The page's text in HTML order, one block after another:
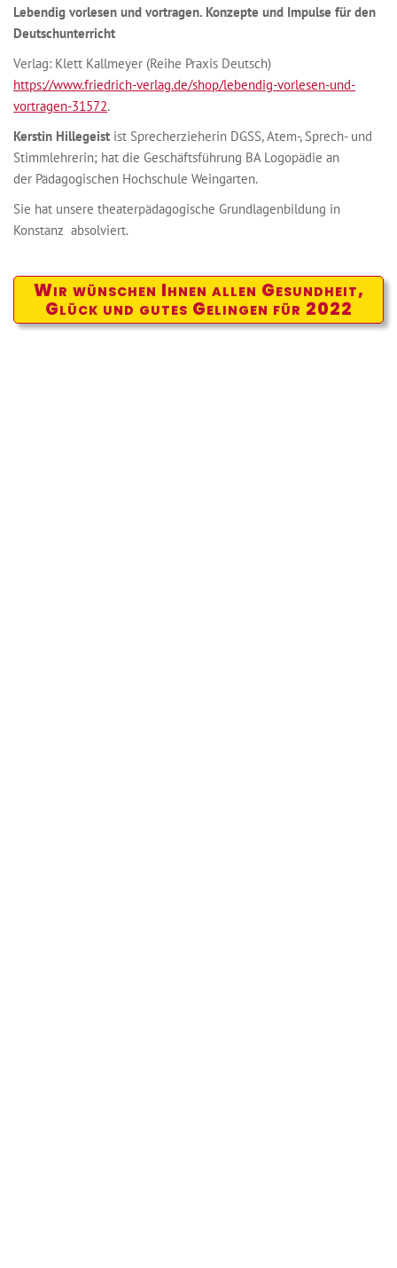
Lebendig vorlesen und vortragen. Konzepte und Impulse für den
Deutschunterricht
Verlag: Klett Kallmeyer (Reihe Praxis Deutsch)
https://www.friedrich-verlag.de/shop/lebendig-vorlesen-und-
vortragen-31572.
Kerstin Hillegeist ist Sprecherzieherin DGSS, Atem-, Sprech- und
Stimmlehrerin; hat die Geschäftsführung BA Logopädie an
der Pädagogischen Hochschule Weingarten.
Sie hat unsere theaterpädagogische Grundlagenbildung in
Konstanz absolviert.
Wir wünschen Ihnen allen Gesundheit,
Glück und gutes Gelingen für 2022